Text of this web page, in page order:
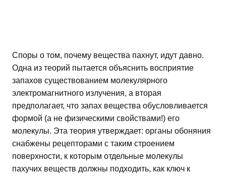
Споры о том, почему вещества пахнут, идут давно.
Одна из теорий пытается объяснить восприятие
запахов существованием молекулярного
электромагнитного излучения, а вторая
предполагает, что запах вещества обусловливается
формой (а не физическими свойствами!) его
молекулы. Эта теория утверждает: органы обоняния
снабжены рецепторами с таким строением
поверхности, к которым отдельные молекулы
пахучих веществ должны подходить, как ключ к